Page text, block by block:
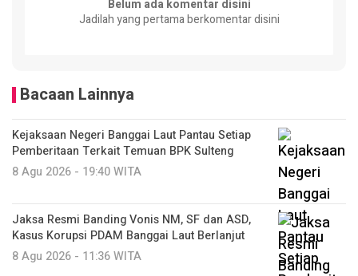
Belum ada komentar disini
Jadilah yang pertama berkomentar disini
Bacaan Lainnya
Kejaksaan Negeri Banggai Laut Pantau Setiap
Pemberitaan Terkait Temuan BPK Sulteng
8 Agu 2026 - 19:40 WITA
Jaksa Resmi Banding Vonis NM, SF dan ASD,
Kasus Korupsi PDAM Banggai Laut Berlanjut
8 Agu 2026 - 11:36 WITA